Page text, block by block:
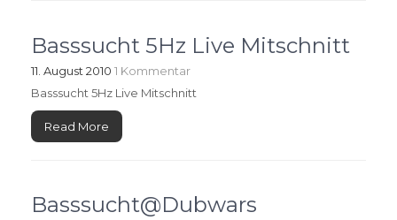
Basssucht 5Hz Live Mitschnitt
11. August 2010 1 Kommentar
Basssucht 5Hz Live Mitschnitt
Read More
Basssucht@Dubwars